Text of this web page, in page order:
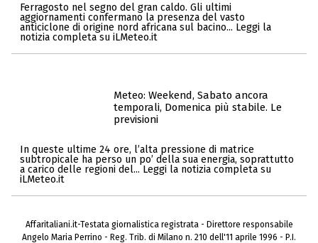
Ferragosto nel segno del gran caldo. Gli ultimi
aggiornamenti confermano la presenza del vasto
anticiclone di origine nord africana sul bacino... Leggi la
notizia completa su iLMeteo.it
Meteo: Weekend, Sabato ancora
temporali, Domenica più stabile. Le
previsioni
In queste ultime 24 ore, l’alta pressione di matrice
subtropicale ha perso un po’ della sua energia, soprattutto
a carico delle regioni del... Leggi la notizia completa su
iLMeteo.it
Affaritaliani.it-Testata giornalistica registrata - Direttore responsabile
Angelo Maria Perrino - Reg. Trib. di Milano n. 210 dell'11 aprile 1996 - P.I.